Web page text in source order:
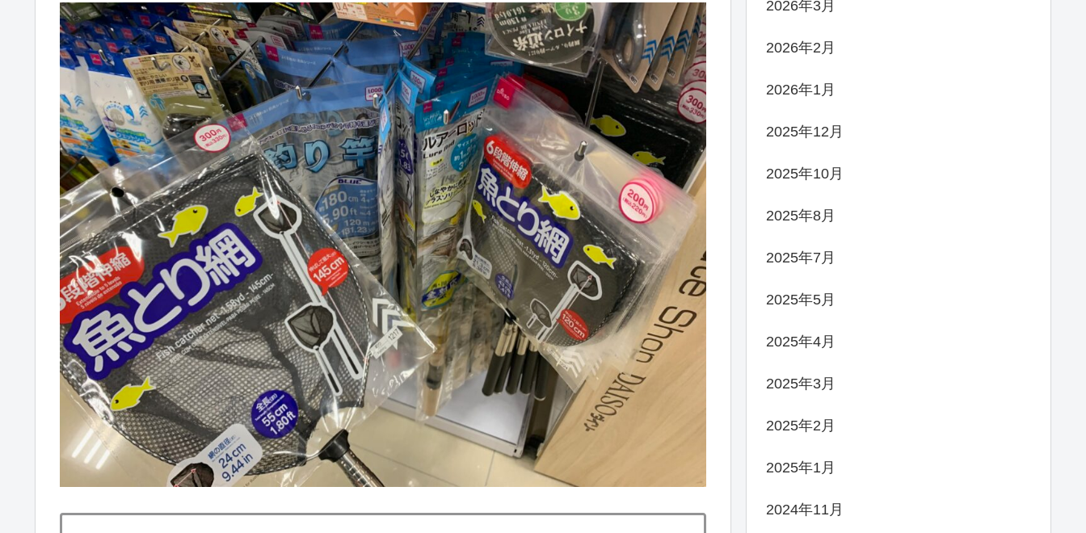
2026年3月
2026年2月
2026年1月
2025年12月
2025年10月
2025年8月
2025年7月
2025年5月
2025年4月
2025年3月
2025年2月
2025年1月
2024年11月